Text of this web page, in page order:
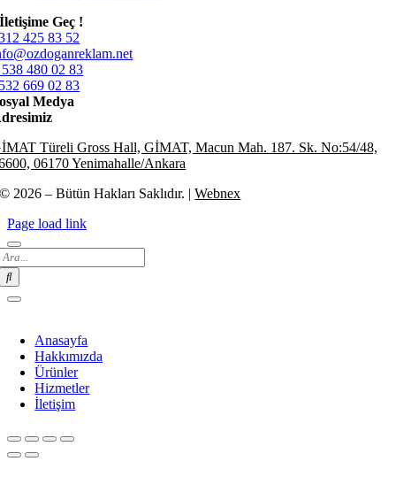
İletişime Geç !
425 83 52
480 02 83
669 02 83
Medya
Türeli Gross Hall, GİMAT, Macun Mah. 187. Sk. No:54/48,
06170 Yenimahalle/Ankara
© 2026 – Bütün Hakları Saklıdır. |Webnex
Page load link
Anasayfa
Hakkımızda
Ürünler
Hizmetler
İletişim